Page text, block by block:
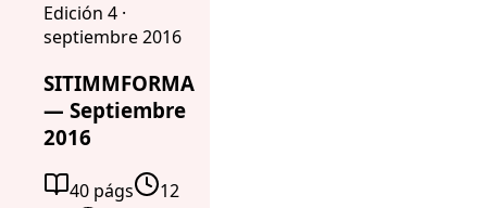
Edición 4 ·
septiembre 2016
SITIMMFORMA
— Septiembre
2016
40 págs
12